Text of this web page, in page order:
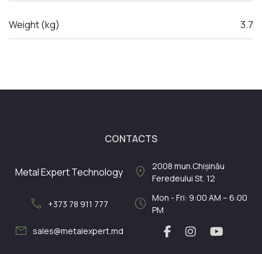
Weight (kg) 3.7
CONTACTS
Metal Expert Technology location_on 2008 mun.Chișinău
Feredeului St. 12
call +373 78 911 777 schedule Mon - Fri: 9:00 AM – 6:00
PM
mail sales@metalexpert.md